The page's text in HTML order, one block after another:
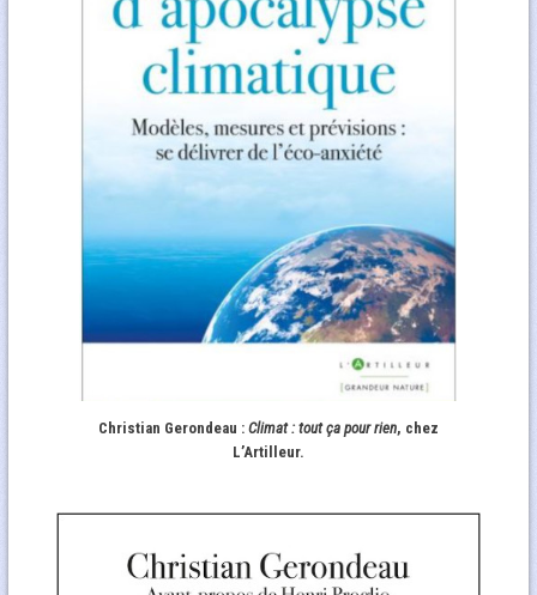
Christian Gerondeau : Climat : tout ça pour rien, chez
L’Artilleur.